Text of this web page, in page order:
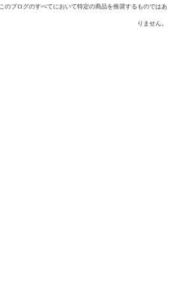
のブログのすべてにおいて特定の商品を推奨するものではあ
りません。